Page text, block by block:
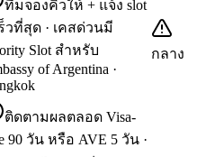
ทีมจองคิวให้ + แจ้ง slot
วที่สุด · เคสด่วนมี
Slot สำหรับ
of Argentina ·
กลาง
ติดตามผลตลอด Visa-
90 วัน หรือ AVE 5 วัน ·